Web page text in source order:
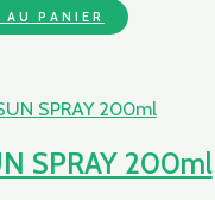
AU PANIER
SPRAY 200ml